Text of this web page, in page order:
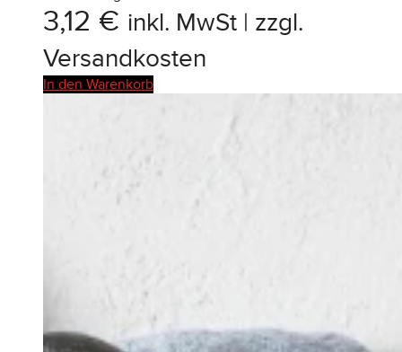
3,12 € inkl. MwSt | zzgl.
Versandkosten
In den Warenkorb